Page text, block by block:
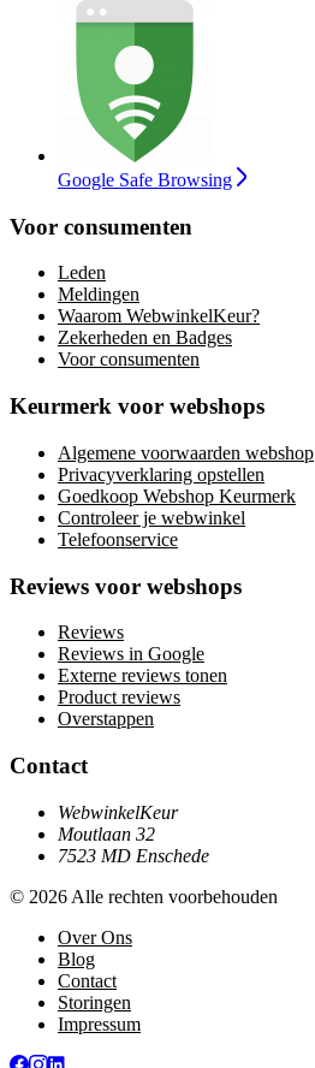
Google Safe Browsing
Voor consumenten
Leden
Meldingen
Waarom WebwinkelKeur?
Zekerheden en Badges
Voor consumenten
Keurmerk voor webshops
Algemene voorwaarden webshop
Privacyverklaring opstellen
Goedkoop Webshop Keurmerk
Controleer je webwinkel
Telefoonservice
Reviews voor webshops
Reviews
Reviews in Google
Externe reviews tonen
Product reviews
Overstappen
Contact
WebwinkelKeur
Moutlaan 32
7523 MD Enschede
© 2026 Alle rechten voorbehouden
Over Ons
Blog
Contact
Storingen
Impressum